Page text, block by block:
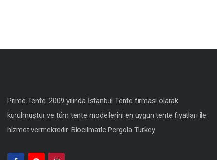
Prime Tente, 2009 yılında İstanbul Tente firması olarak
kurulmuştur ve tüm tente modellerini en uygun tente fiyatları ile
hizmet vermektedir. Bioclimatic Pergola Turkey